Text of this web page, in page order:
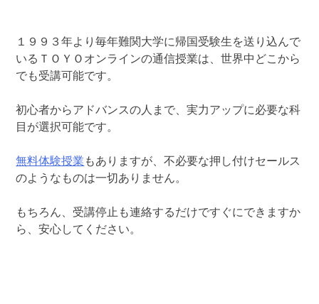
１９９３年より毎年難関大学に帰国受験生を送り込んで
いるＴＯＹＯオンラインの通信授業は、世界中どこから
でも受講可能です。
初心者からアドバンスの人まで、実力アップに必要な科
目が選択可能です。
無料体験授業 もありますが、不必要な押し付けセールス
のようなものは一切ありません。
もちろん、受講停止も連絡するだけですぐにできますか
ら、安心してください。